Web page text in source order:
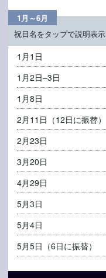
1月～6月
祝日名をタップで説明表示
1月1日
1月2日–3日
1月8日
2月11日（12日に振替）
2月23日
3月20日
4月29日
5月3日
5月4日
5月5日（6日に振替）